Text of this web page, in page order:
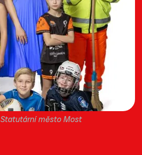
Statutární město Most